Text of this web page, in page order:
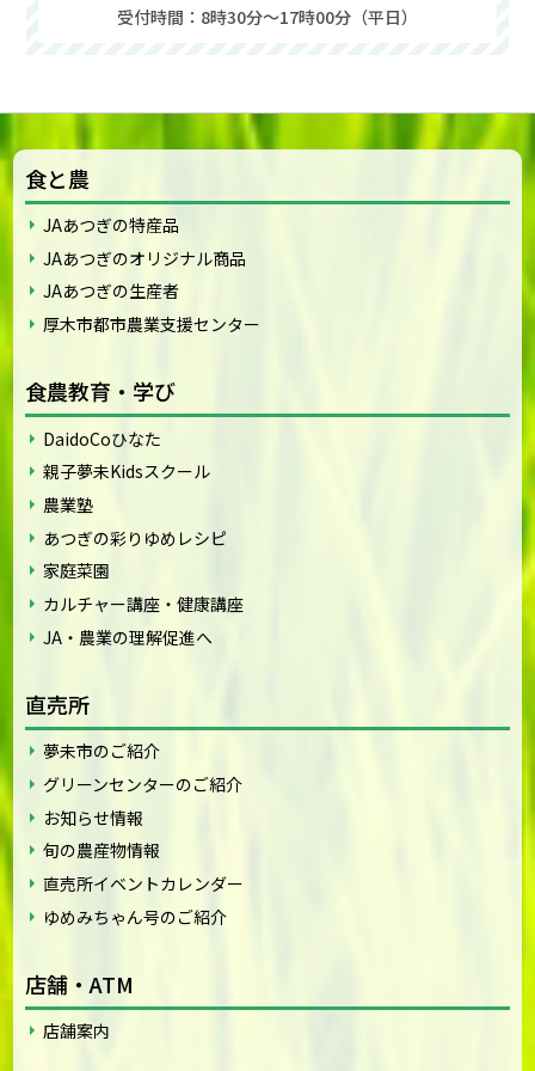
受付時間：8時30分～17時00分（平日）
食と農
JAあつぎの特産品
JAあつぎのオリジナル商品
JAあつぎの生産者
厚木市都市農業支援センター
食農教育・学び
DaidoCoひなた
親子夢未Kidsスクール
農業塾
あつぎの彩りゆめレシピ
家庭菜園
カルチャー講座・健康講座
JA・農業の理解促進へ
直売所
夢未市のご紹介
グリーンセンターのご紹介
お知らせ情報
旬の農産物情報
直売所イベントカレンダー
ゆめみちゃん号のご紹介
店舗・ATM
店舗案内